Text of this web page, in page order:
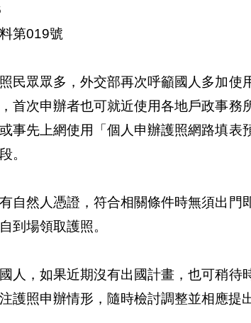
第019號
民眾眾多，外交部再次呼籲國人多加使
首次申辦者也可就近使用各地戶政事
事先上網使用「個人申辦護照網路填表
。
自然人憑證，符合相關條件時無須出
到場領取護照。
人，如果近期沒有出國計畫，也可稍待
護照申辦情形，隨時檢討調整並相應提